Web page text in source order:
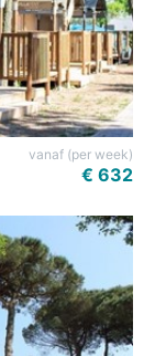
vanaf (per week)
€ 632